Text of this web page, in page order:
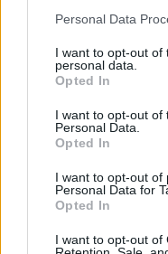
Personal Data
I want to opt-out of
personal data.
Opted In
I want to opt-out of
Personal Data.
Opted In
I want to opt-out of
Personal Data for
Opted In
I want to opt-out of
κανονισμός
συρροή.
Κι ενώ υπάρχουν
που κρατούν μια
γραφική οδός
σύμφωνα με